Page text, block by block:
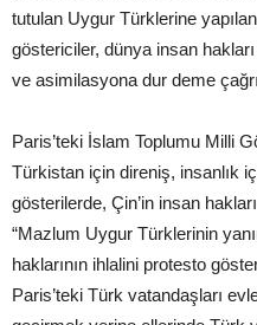
tutulan Uygur Türklerine
göstericiler, dünya insan
ve asimilasyona dur deme
Paris’teki İslam Toplumu Milli
Türkistan için direniş, insanlık
gösterilerde, Çin’in insan
“Mazlum Uygur Türklerinin
haklarının ihlalini protesto
Paris’teki Türk vatandaşları